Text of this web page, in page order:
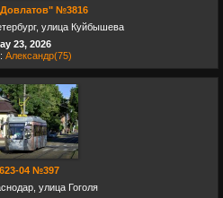
№3816
улица Куйбышева
23, 2026
Александр(75)
04 №397
улица Гоголя